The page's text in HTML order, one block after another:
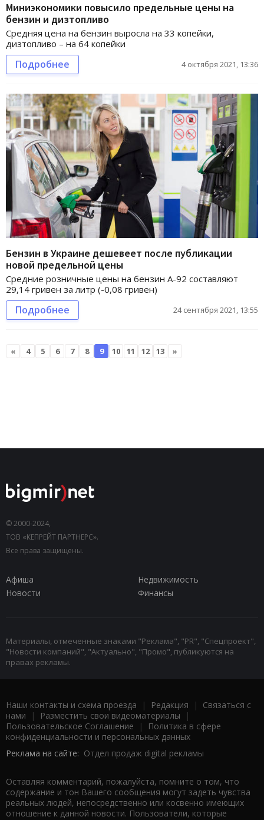
Миниэкономики повысило предельные цены на
бензин и дизтопливо
Средняя цена на бензин выросла на 33 копейки,
дизтопливо – на 64 копейки
Подробнее 4 октября 2021, 13:36
Бензин в Украине дешевеет после публикации
новой предельной цены
Средние розничные цены на бензин А-92 составляют
29,14 гривен за литр (-0,08 гривен)
Подробнее 24 сентября 2021, 13:55
« 4 5 6 7 8 9 10 11 12 13 »
© 2000-2024,
ТОВ «КЕПРЕЙТ ПАРТНЕРС».
Все права защищены.
Афиша
Недвижимость
Новости
Финансы
Материалы, отмеченные знаками "Реклама", "PR", "Спецпроект",
"Новости компаний", "Актуально", "Промо", публикуются на
правах рекламы.
Наши контакты и схема проезда | Редакция | Связаться с
нами | Разместить свои видеоматериалы |
Пользовательское Соглашение |
Политика в сфере
конфиденциальности и персональных данных
Реклама на сайте: Отдел продаж digital рекламы
Оставляя комментарий, пожалуйста, помните о том, что
содержание и тон Вашего сообщения могут задеть чувства
реальных людей, непосредственно или косвенно имеющих
отношение к данной новости. Пользователи, которые